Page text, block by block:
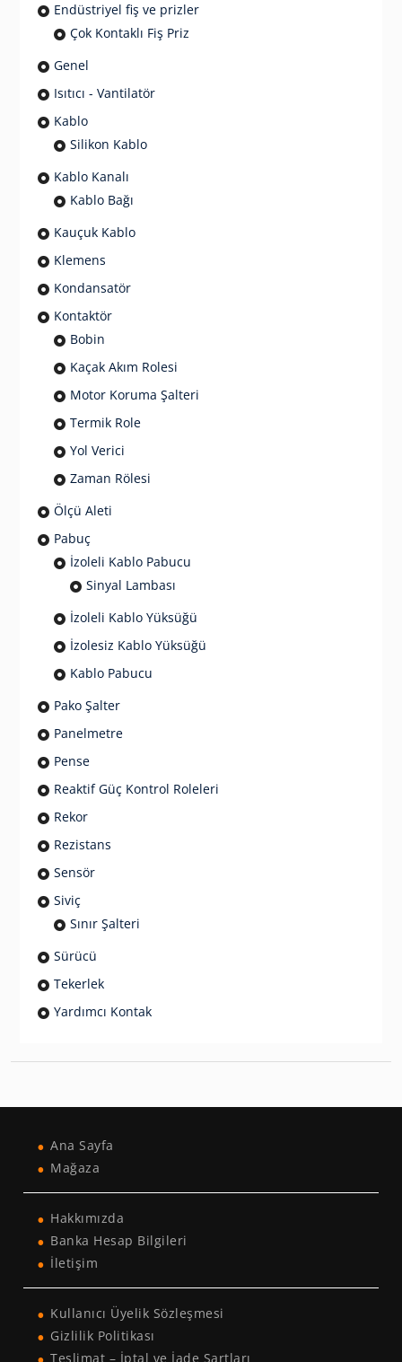
Endüstriyel fiş ve prizler
Çok Kontaklı Fiş Priz
Genel
Isıtıcı - Vantilatör
Kablo
Silikon Kablo
Kablo Kanalı
Kablo Bağı
Kauçuk Kablo
Klemens
Kondansatör
Kontaktör
Bobin
Kaçak Akım Rolesi
Motor Koruma Şalteri
Termik Role
Yol Verici
Zaman Rölesi
Ölçü Aleti
Pabuç
İzoleli Kablo Pabucu
Sinyal Lambası
İzoleli Kablo Yüksüğü
İzolesiz Kablo Yüksüğü
Kablo Pabucu
Pako Şalter
Panelmetre
Pense
Reaktif Güç Kontrol Roleleri
Rekor
Rezistans
Sensör
Siviç
Sınır Şalteri
Sürücü
Tekerlek
Yardımcı Kontak
Ana Sayfa
Mağaza
Hakkımızda
Banka Hesap Bilgileri
İletişim
Kullanıcı Üyelik Sözleşmesi
Gizlilik Politikası
Teslimat – İptal ve İade Şartları